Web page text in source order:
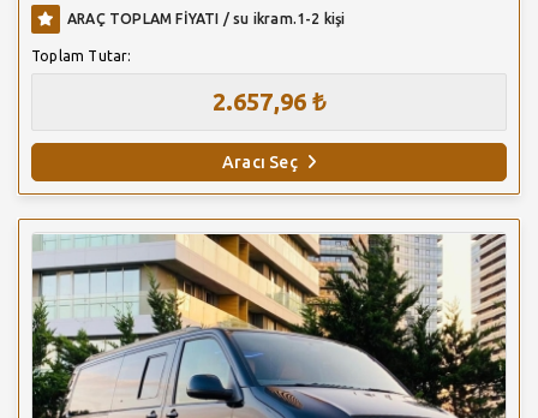
ARAÇ TOPLAM FİYATI / su ikram.1-2 kişi
Toplam Tutar:
2.657,96 ₺
Aracı Seç